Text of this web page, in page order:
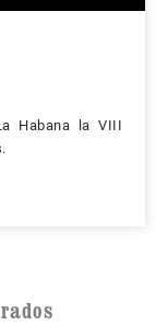
Habana la VIII